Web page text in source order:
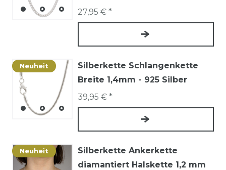
27,95 € *
Neuheit
Silberkette Schlangenkette
Breite 1,4mm - 925 Silber
39,95 € *
Neuheit
Silberkette Ankerkette
diamantiert Halskette 1,2 mm